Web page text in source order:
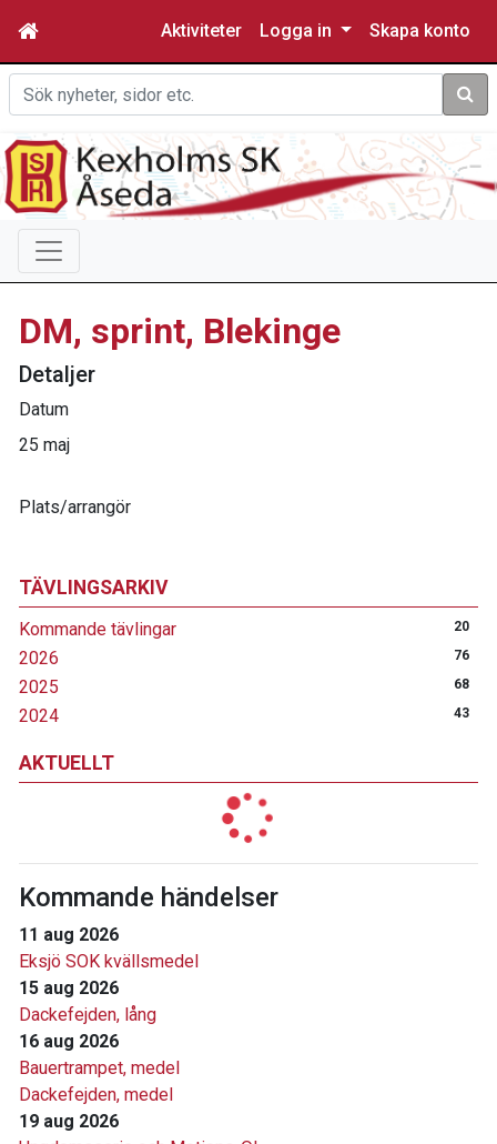
Aktiviteter Logga in Skapa konto
Sök
TÄVLINGSARKIV
Kommande tävlingar 20
2026 76
2025 68
2024 43
AKTUELLT
Kommande händelser
11 aug 2026
Eksjö SOK kvällsmedel
15 aug 2026
Dackefejden, lång
16 aug 2026
Bauertrampet, medel
Dackefejden, medel
19 aug 2026
DM, sprint, Blekinge
Detaljer
Datum
25 maj
Plats/arrangör